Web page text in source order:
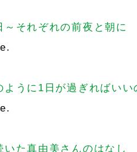
～それぞれの前夜と朝に
ように1日が過ぎればいい
いた真由美さんのはなし